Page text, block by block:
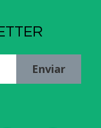
Enviar